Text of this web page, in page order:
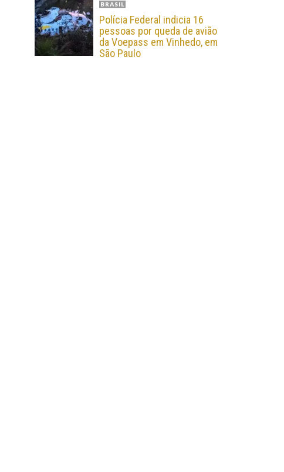
BRASIL
Polícia Federal indicia 16
pessoas por queda de avião
da Voepass em Vinhedo, em
São Paulo